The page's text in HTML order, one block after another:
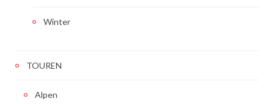
Winter
TOUREN
Alpen